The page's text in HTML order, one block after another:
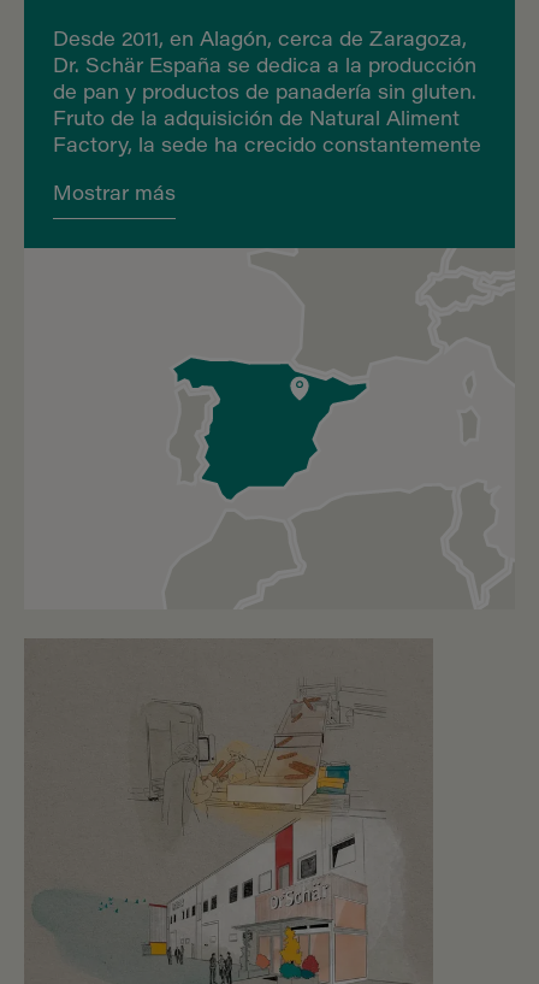
Desde 2011, en Alagón, cerca de Zaragoza,
Dr. Schär España se dedica a la producción
de pan y productos de panadería sin gluten.
Fruto de la adquisición de Natural Aliment
Factory, la sede ha crecido constantemente
producción de más de 10 000 m². En la
producción dedicadas a baguettes,
Mostrar más